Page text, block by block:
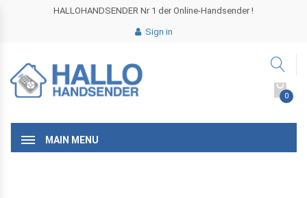
HALLOHANDSENDER Nr 1 der Online-Handsender !
Sign in
0
MAIN MENU